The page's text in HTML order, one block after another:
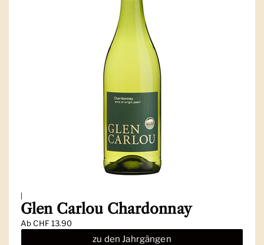
Glen Carlou Chardonnay
AbCHF 13.90
zu den Jahrgängen